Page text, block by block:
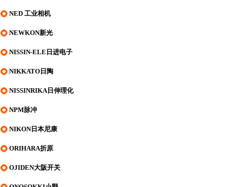
NED 工业相机
NEWKON新光
NISSIN-ELE日进电子
NIKKATO日陶
NISSINRIKA日伸理化
NPM脉冲
NIKON日本尼康
ORIHARA折原
OJIDEN大阪开关